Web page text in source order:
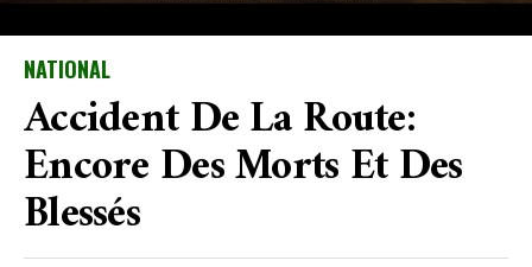
NATIONAL
Accident De La Route:
Encore Des Morts Et Des
Blessés